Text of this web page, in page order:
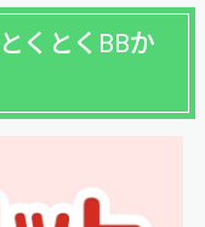
くとくBBか